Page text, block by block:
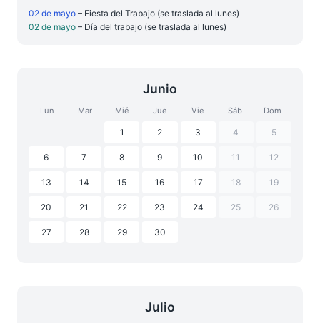
02 de mayo – Fiesta del Trabajo (se traslada al lunes)
02 de mayo – Día del trabajo (se traslada al lunes)
Junio
Lun Mar Mié Jue Vie Sáb Dom
1 2 3 4 5
6 7 8 9 10 11 12
13 14 15 16 17 18 19
20 21 22 23 24 25 26
27 28 29 30
Julio